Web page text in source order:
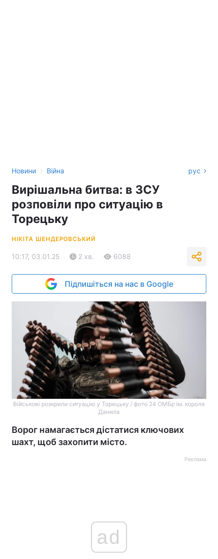
Новини › Війна рус
Вирішальна битва: в ЗСУ
розповіли про ситуацію в
Торецьку
НІКІТА ШЕНДЕРОВСЬКИЙ
10:17, 03.01.25 2 хв. 6088
Підпишіться на нас в Google
Військові розкрили ситуацію у Торецьку / фото 24 ОМБр ім. короля
Данила
Ворог намагається дістатися ключових
шахт, щоб захопити місто.
Реклама
ad